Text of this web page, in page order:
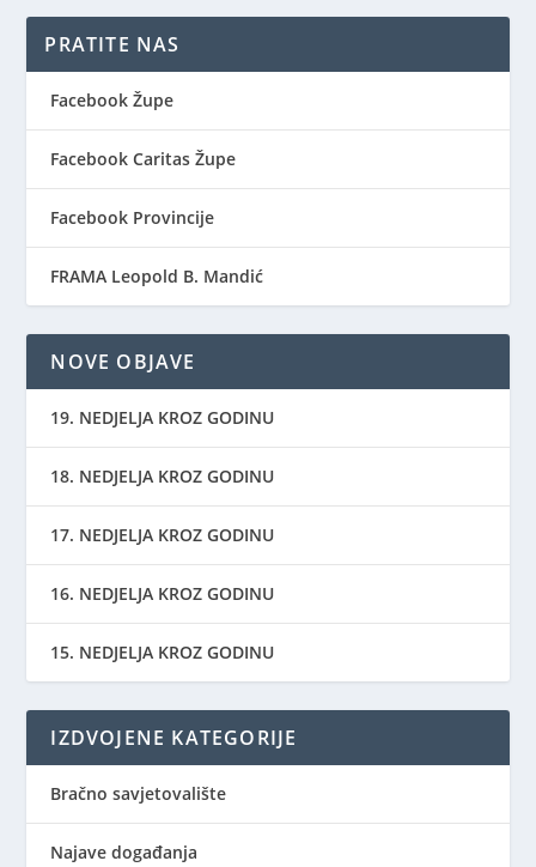
PRATITE NAS
Facebook Župe
Facebook Caritas Župe
Facebook Provincije
FRAMA Leopold B. Mandić
NOVE OBJAVE
19. NEDJELJA KROZ GODINU
18. NEDJELJA KROZ GODINU
17. NEDJELJA KROZ GODINU
16. NEDJELJA KROZ GODINU
15. NEDJELJA KROZ GODINU
IZDVOJENE KATEGORIJE
Bračno savjetovalište
Najave događanja